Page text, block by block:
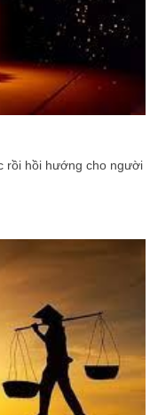
rồi hồi hướng cho người